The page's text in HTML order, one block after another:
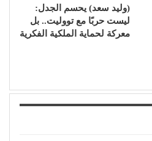
(وليد سعد) يحسم الجدل:
ليست حربًا مع تووليت.. بل
معركة لحماية الملكية الفكرية